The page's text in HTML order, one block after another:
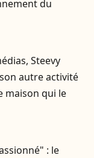
du
Steevy
autre activité
maison qui le
: le